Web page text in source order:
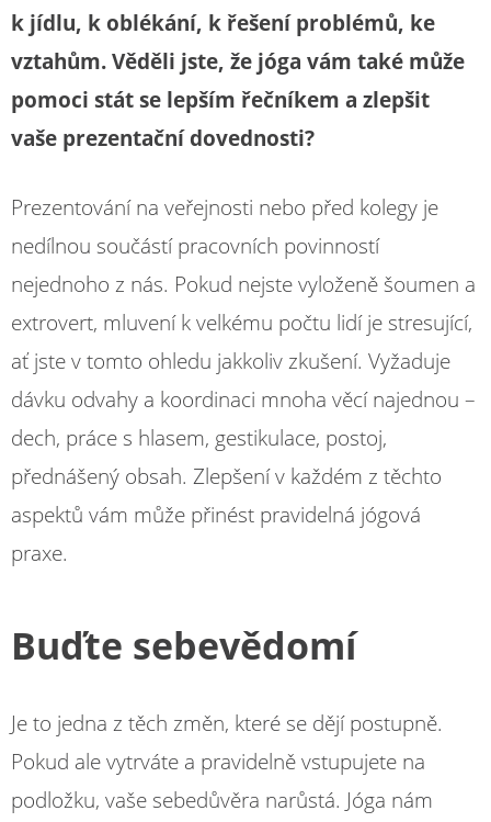
k jídlu, k oblékání, k řešení problémů, ke
vztahům. Věděli jste, že jóga vám také může
pomoci stát se lepším řečníkem a zlepšit
vaše prezentační dovednosti?
Prezentování na veřejnosti nebo před kolegy je
nedílnou součástí pracovních povinností
nejednoho z nás. Pokud nejste vyloženě šoumen a
extrovert, mluvení k velkému počtu lidí je stresující,
ať jste v tomto ohledu jakkoliv zkušení. Vyžaduje
dávku odvahy a koordinaci mnoha věcí najednou –
dech, práce s hlasem, gestikulace, postoj,
přednášený obsah. Zlepšení v každém z těchto
aspektů vám může přinést pravidelná jógová
praxe.
Buďte sebevědomí
Je to jedna z těch změn, které se dějí postupně.
Pokud ale vytrváte a pravidelně vstupujete na
podložku, vaše sebedůvěra narůstá. Jóga nám